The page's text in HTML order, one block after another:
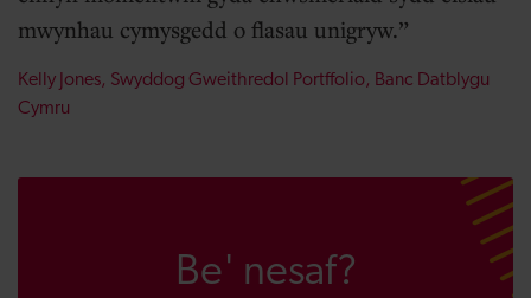
mwynhau cymysgedd o flasau unigryw.
Kelly Jones, Swyddog Gweithredol Portffolio, Banc Datblygu
Cymru
Be' nesaf?